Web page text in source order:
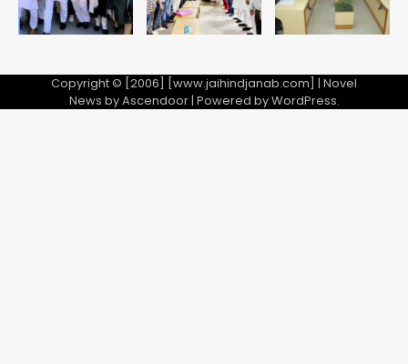
Copyright © [2006] [www.jaihindjanab.com] | Novel
News byAscendoor| Powered byWordPress.